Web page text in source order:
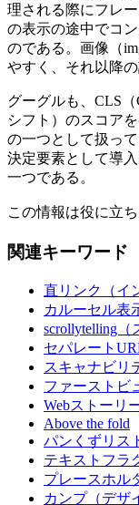
理される際にフレ
の表示の途中でコ
のである。画像（
やすく、それ以降
グーグルも、CLS（
シフト）のスコア
の一つとして扱っ
決定要素として導
一つである。
この情報は役に立
関連キーワード
直リンク（イ
カルーセル表
scrollytelling（
セパレート
スキャナビリ
ファーストビ
Webストーリ
Above the fold
パンくずリス
テキストフラ
プレースホル
カンプ（デザ